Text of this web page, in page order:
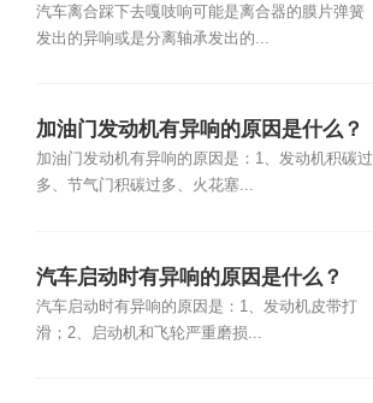
么？
汽车离合踩下去嘎吱响可能是离合器的膜片弹簧
发出的异响或是分离轴承发出的...
加油门发动机有异响的原因是什么？
加油门发动机有异响的原因是：1、发动机积碳过
多、节气门积碳过多、火花塞...
汽车启动时有异响的原因是什么？
汽车启动时有异响的原因是：1、发动机皮带打
滑；2、启动机和飞轮严重磨损...